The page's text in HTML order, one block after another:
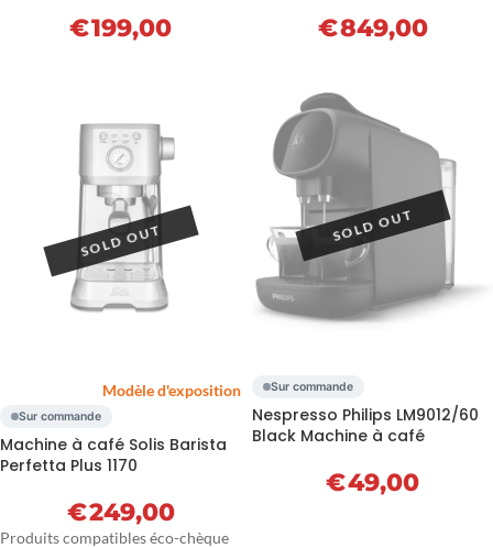
€199,00 €849,00
Modèle d'exposition
Sur commande
Machine à café Solis Barista
Perfetta Plus 1170
€249,00
Sur commande
Nespresso Philips LM9012/60
Black Machine à café
€49,00
Produits compatibles éco-chèque